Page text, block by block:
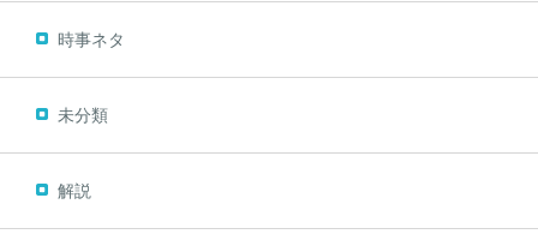
時事ネタ
未分類
解説